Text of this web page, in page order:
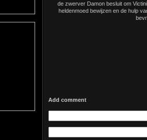
de zwerver Damon besluit om
heldenmoed bewijzen en de hulp
Add comment